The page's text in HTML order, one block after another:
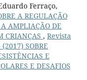
Ferraço,
A REGULAÇÃO
AMPLIAÇÃO DE
CRIANÇAS , Revista
SOBRE
E
E DESAFIOS